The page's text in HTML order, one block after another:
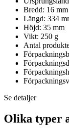
Bredd: 16 mm
Längd: 334
Höjd: 35 mm
Vikt: 250 g
Antal
Se detaljer
Olika typer